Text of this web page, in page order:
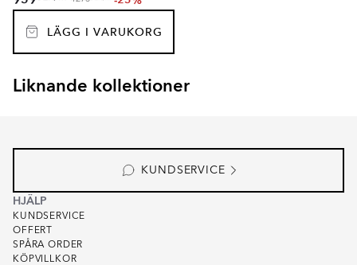
LÄGG I VARUKORG
Liknande kollektioner
NATURAL SLATE
KUNDSERVICE
HJÄLP
KUNDSERVICE
OFFERT
SPÅRA ORDER
KÖPVILLKOR